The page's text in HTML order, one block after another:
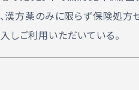
漢方薬のみに限らず保険処方
しご利用いただいている。